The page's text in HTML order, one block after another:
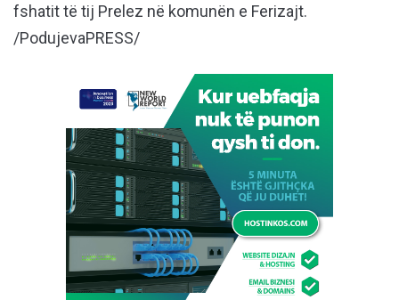
fshatit të tij Prelez në komunën e Ferizajt.
/PodujevaPRESS/